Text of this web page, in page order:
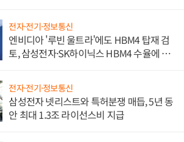
전자·전기·정보통신
엔비디아 '루빈 울트라'에도 HBM4 탑재 검
토, 삼성전자·SK하이닉스 HBM4 수율에 주
전자·전기·정보통신
삼성전자 넷리스트와 특허분쟁 매듭, 5년 동
안 최대 1.3조 라이선스비 지급